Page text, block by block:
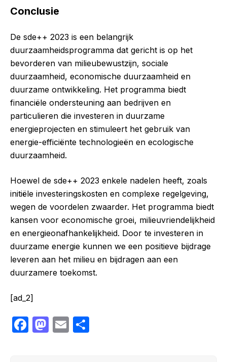
Conclusie
De sde++ 2023 is een belangrijk
duurzaamheidsprogramma dat gericht is op het
bevorderen van milieubewustzijn, sociale
duurzaamheid, economische duurzaamheid en
duurzame ontwikkeling. Het programma biedt
financiële ondersteuning aan bedrijven en
particulieren die investeren in duurzame
energieprojecten en stimuleert het gebruik van
energie-efficiënte technologieën en ecologische
duurzaamheid.
Hoewel de sde++ 2023 enkele nadelen heeft, zoals
initiële investeringskosten en complexe regelgeving,
wegen de voordelen zwaarder. Het programma biedt
kansen voor economische groei, milieuvriendelijkheid
en energieonafhankelijkheid. Door te investeren in
duurzame energie kunnen we een positieve bijdrage
leveren aan het milieu en bijdragen aan een
duurzamere toekomst.
[ad_2]
F
M E